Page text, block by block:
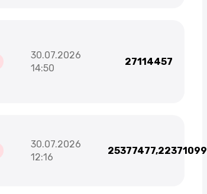
30.07.2026
14:50
27114457
30.07.2026
12:16
25377477,22371099